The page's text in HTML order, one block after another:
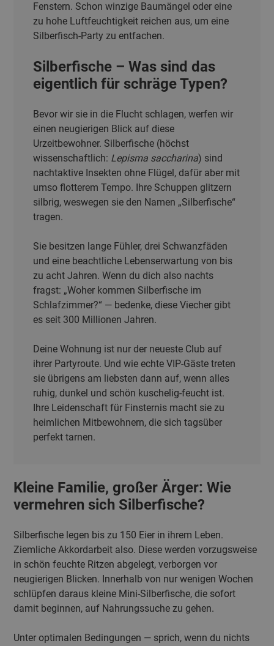
Fenstern. Schon winzige Baumängel oder eine
zu hohe Luftfeuchtigkeit reichen aus, um eine
Silberfisch-Party zu entfachen.
Silberfische – Was sind das
eigentlich für schräge Typen?
Bevor wir sie in die Flucht schlagen, werfen wir
einen neugierigen Blick auf diese
Urzeitbewohner. Silberfische (höchst
wissenschaftlich: Lepisma saccharina) sind
nachtaktive Insekten ohne Flügel, dafür aber mit
umso flotterem Tempo. Ihre Schuppen glitzern
silbrig, weswegen sie den Namen „Silberfische“
tragen.
Sie besitzen lange Fühler, drei Schwanzfäden
und eine beachtliche Lebenserwartung von bis
zu acht Jahren. Wenn du dich also nachts
fragst: „Woher kommen Silberfische im
Schlafzimmer?“ — bedenke, diese Viecher gibt
es seit 300 Millionen Jahren.
Deine Wohnung ist nur der neueste Club auf
ihrer Partyroute. Und wie echte VIP-Gäste treten
sie übrigens am liebsten dann auf, wenn alles
ruhig, dunkel und schön kuschelig-feucht ist.
Ihre Leidenschaft für Finsternis macht sie zu
heimlichen Mitbewohnern, die sich tagsüber
perfekt tarnen.
Kleine Familie, großer Ärger: Wie
vermehren sich Silberfische?
Silberfische legen bis zu 150 Eier in ihrem Leben.
Ziemliche Akkordarbeit also. Diese werden vorzugsweise
in schön feuchte Ritzen abgelegt, verborgen vor
neugierigen Blicken. Innerhalb von nur wenigen Wochen
schlüpfen daraus kleine Mini-Silberfische, die sofort
damit beginnen, auf Nahrungssuche zu gehen.
Unter optimalen Bedingungen — sprich, wenn du nichts